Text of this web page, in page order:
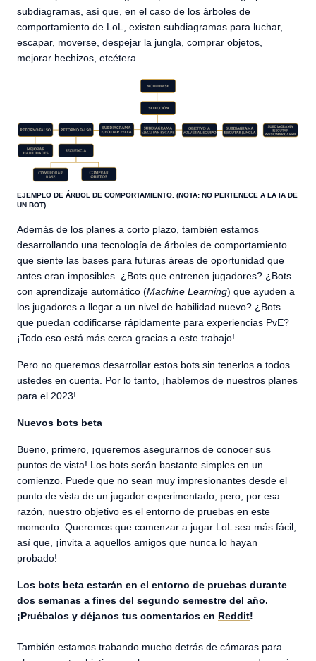
subdiagramas, así que, en el caso de los árboles de
comportamiento de LoL, existen subdiagramas para luchar,
escapar, moverse, despejar la jungla, comprar objetos,
mejorar hechizos, etcétera.
EJEMPLO DE ÁRBOL DE COMPORTAMIENTO. (NOTA: NO PERTENECE A LA IA DE
UN BOT).
Además de los planes a corto plazo, también estamos
desarrollando una tecnología de árboles de comportamiento
que siente las bases para futuras áreas de oportunidad que
antes eran imposibles. ¿Bots que entrenen jugadores? ¿Bots
con aprendizaje automático (Machine Learning) que ayuden a
los jugadores a llegar a un nivel de habilidad nuevo? ¿Bots
que puedan codificarse rápidamente para experiencias PvE?
¡Todo eso está más cerca gracias a este trabajo!
Pero no queremos desarrollar estos bots sin tenerlos a todos
ustedes en cuenta. Por lo tanto, ¡hablemos de nuestros planes
para el 2023!
Nuevos bots beta
Bueno, primero, ¡queremos asegurarnos de conocer sus
puntos de vista! Los bots serán bastante simples en un
comienzo. Puede que no sean muy impresionantes desde el
punto de vista de un jugador experimentado, pero, por esa
razón, nuestro objetivo es el entorno de pruebas en este
momento. Queremos que comenzar a jugar LoL sea más fácil,
así que, ¡invita a aquellos amigos que nunca lo hayan
probado!
Los bots beta estarán en el entorno de pruebas durante
dos semanas a fines del segundo semestre del año.
¡Pruébalos y déjanos tus comentarios en Reddit!
También estamos trabando mucho detrás de cámaras para